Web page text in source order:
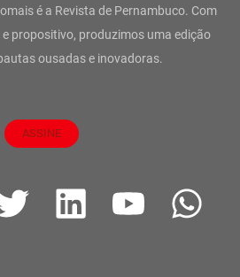
é a Revista de Pernambuco. Com
propositivo, produzimos uma edição
ousadas e inovadoras.
ASSINE
T
L
Y
W